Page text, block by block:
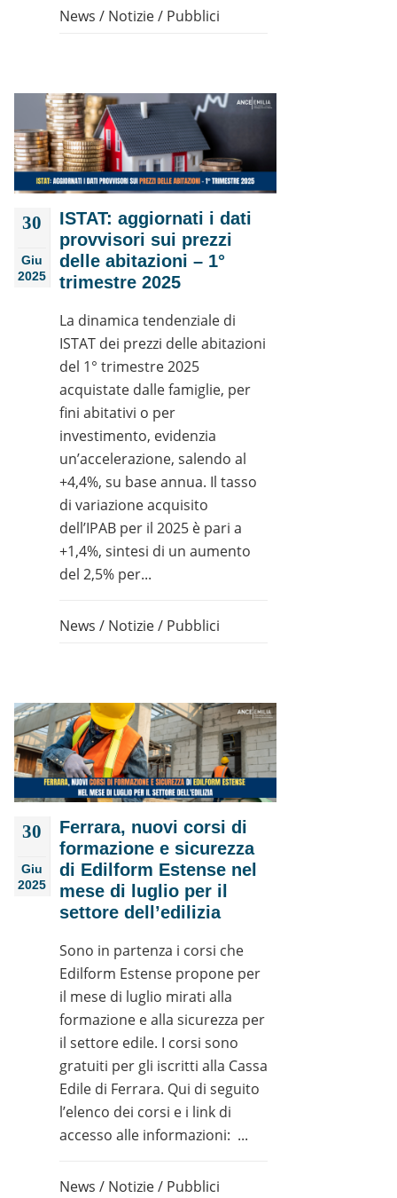
News / Notizie/ Pubblici
30
Giu
2025
ISTAT: aggiornati i dati
provvisori sui prezzi
delle abitazioni – 1°
trimestre 2025
La dinamica tendenziale di
ISTAT dei prezzi delle abitazioni
del 1° trimestre 2025
acquistate dalle famiglie, per
fini abitativi o per
investimento, evidenzia
un’accelerazione, salendo al
+4,4%, su base annua. Il tasso
di variazione acquisito
dell’IPAB per il 2025 è pari a
+1,4%, sintesi di un aumento
del 2,5% per...
News / Notizie/ Pubblici
30
Giu
2025
Ferrara, nuovi corsi di
formazione e sicurezza
di Edilform Estense nel
mese di luglio per il
settore dell’edilizia
Sono in partenza i corsi che
Edilform Estense propone per
il mese di luglio mirati alla
formazione e alla sicurezza per
il settore edile. I corsi sono
gratuiti per gli iscritti alla Cassa
Edile di Ferrara. Qui di seguito
l’elenco dei corsi e i link di
accesso alle informazioni: ...
News / Notizie/ Pubblici